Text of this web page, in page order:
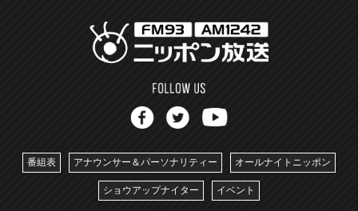
番組表 アナウンサー＆パーソナリティー オールナイトニッポン
ショウアップナイター イベント